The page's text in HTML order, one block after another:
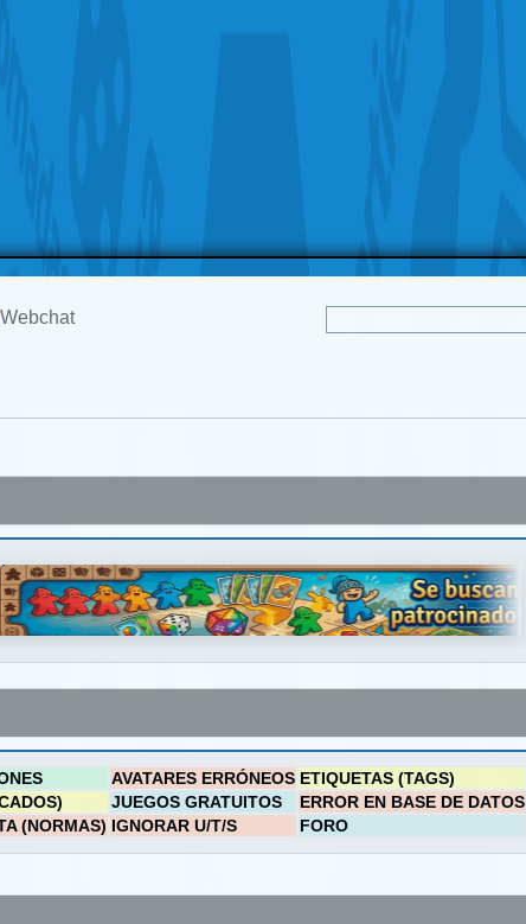
Webchat
AVATARES ERRÓNEOS ETIQUETAS (TAGS)
JUEGOS GRATUITOS
ERROR EN BASE DE DATOS
(NORMAS) IGNORAR U/T/S FORO